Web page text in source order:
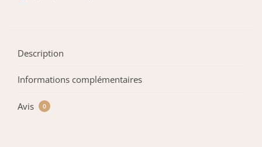
Description
Informations complémentaires
Avis 0